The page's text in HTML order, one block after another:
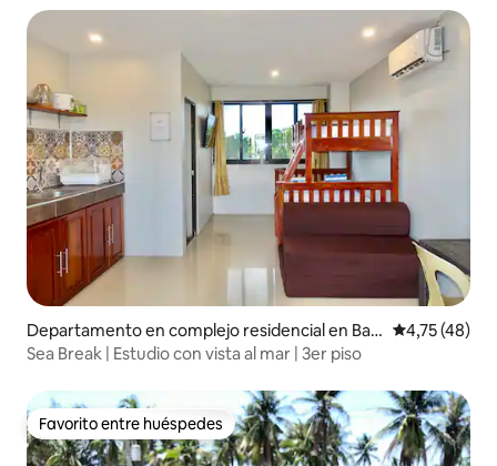
Departamento en complejo residencial en Bac
notan
Calificación
4,75 (48)
Sea Break | Estudio con vista al mar | 3er piso
Favorito entre huéspedes
Favorito entre huéspedes